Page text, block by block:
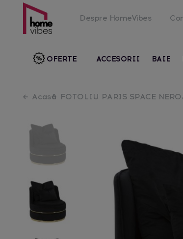
Despre HomeVibes
ACCESORII BAIE
OFERTE
Acasă FOTOLIU PARIS SPACE